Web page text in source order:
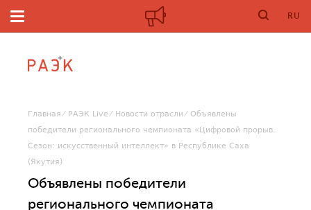
RU
Главная РАЭК Live Новости отрасли
Объявлены
победители регионального чемпионата «Цифровой прорыв.
Сезон: искусственный интеллект» в Республике Саха
(Якутия)
Объявлены победители
регионального чемпионата